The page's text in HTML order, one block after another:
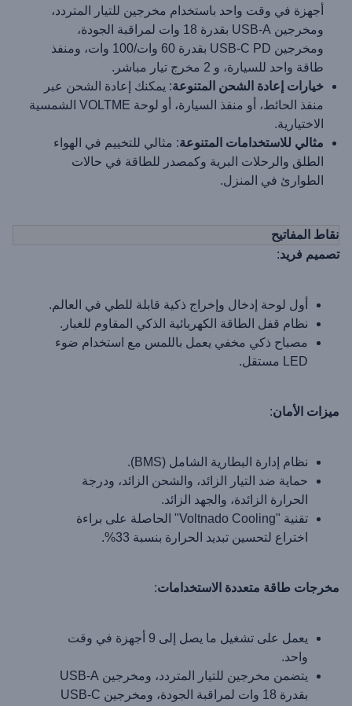
أجهزة في وقت واحد باستخدام مخرجين للتيار المتردد،
ومخرجين USB-A بقدرة 18 وات لمراقبة الجودة،
ومخرجين USB-C PD بقدرة 60 وات/100 وات، ومنفذ
طاقة واحد للسيارة، و 2 مخرج تيار مباشر.
خيارات إعادة الشحن المتنوعة: يمكنك إعادة الشحن عبر
منفذ الحائط، أو منفذ السيارة، أو لوحة VOLTME الشمسية
الاختيارية.
مثالي للاستخدامات المتنوعة: مثالي للتخييم في الهواء
الطلق والرحلات البرية وكمصدر للطاقة في حالات
الطوارئ في المنزل.
نقاط المفاتيح
تصميم فريد:
أول لوحة إدخال وإخراج ذكية قابلة للطي في العالم.
نظام قفل الطاقة الكهربائية الذكي المقاوم للغبار.
مصباح ذكي مخفي يعمل باللمس مع استخدام ضوء
LED مستقل.
ميزات الأمان:
نظام إدارة البطارية الشامل (BMS).
حماية ضد التيار الزائد، والشحن الزائد، ودرجة
الحرارة الزائدة، والجهد الزائد.
تقنية "Voltnado Cooling" الحاصلة على براءة
اختراع لتحسين تبديد الحرارة بنسبة 33%.
مخرجات طاقة متعددة الاستخدامات:
يعمل على تشغيل ما يصل إلى 9 أجهزة في وقت
واحد.
يتضمن مخرجين للتيار المتردد، ومخرجين USB-A
بقدرة 18 وات لمراقبة الجودة، ومخرجين USB-C